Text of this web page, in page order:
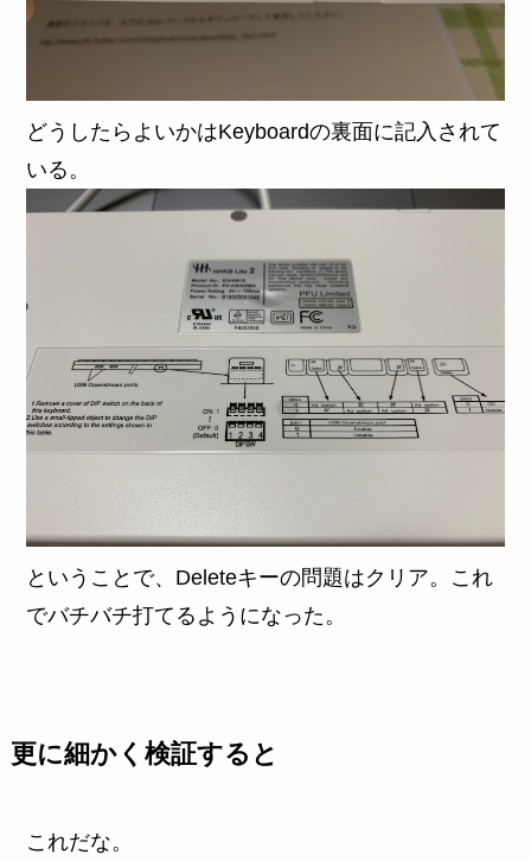
どうしたらよいかはKeyboardの裏面に記入されて
いる。
ということで、Deleteキーの問題はクリア。これ
でバチバチ打てるようになった。
更に細かく検証すると
これだな。